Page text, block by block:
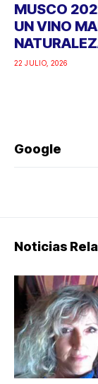
MUSCO
UN VINO
22 JULIO, 2026
Google
Noticias